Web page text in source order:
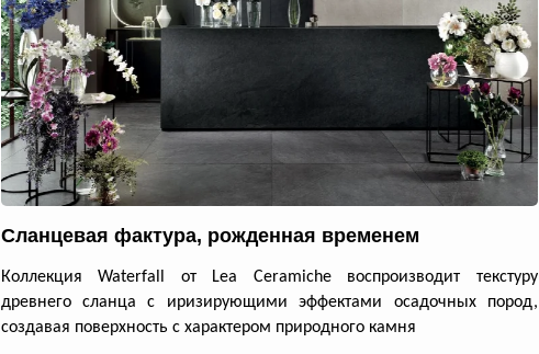
Сланцевая фактура, рожденная временем
Коллекция Waterfall от Lea Ceramiche воспроизводит текстуру
древнего сланца с иризирующими эффектами осадочных пород,
создавая поверхность с характером природного камня